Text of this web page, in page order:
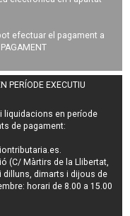
efectuar el pagament a
PAGAMENT
PERÍODE EXECUTIU
liquidacions en període
de pagament:
.
(C/ Màrtirs de la Llibertat,
dilluns, dimarts i dijous de
horari de 8.00 a 15.00